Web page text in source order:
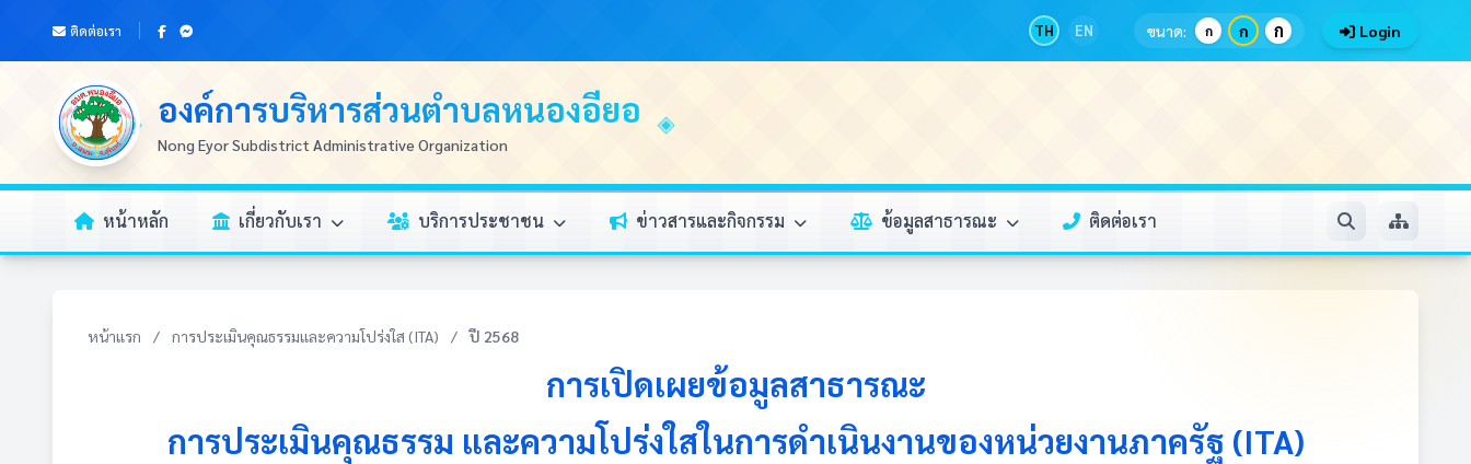
ติดต่อเรา TH EN ขนาด: ก ก ก Login
องค์การบริหารส่วนตำบลหนองอียอ
Nong Eyor Subdistrict Administrative Organization
หน้าหลัก เกี่ยวกับเรา บริการประชาชน ข่าวสารและกิจกรรม ข้อมูลสาธารณะ ติดต่อเรา
หน้าแรก / การประเมินคุณธรรมและความโปร่งใส (ITA) / ปี 2568
การเปิดเผยข้อมูลสาธารณะ
การประเมินคุณธรรม และความโปร่งใสในการดำเนินงานของหน่วยงานภาครัฐ (ITA)